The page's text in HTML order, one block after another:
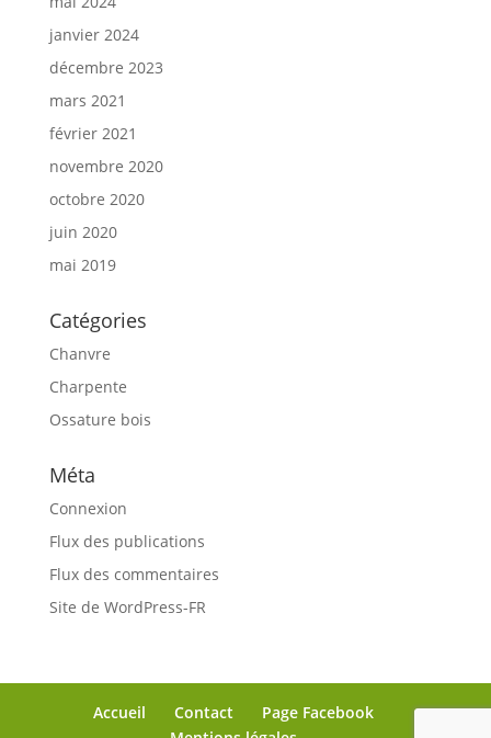
janvier 2024
décembre 2023
mars 2021
février 2021
novembre 2020
octobre 2020
juin 2020
mai 2019
Catégories
Chanvre
Charpente
Ossature bois
Méta
Connexion
Flux des publications
Flux des commentaires
Site de WordPress-FR
Accueil Contact
Page Facebook